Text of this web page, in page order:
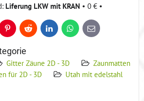
Liferung LKW mit KRAN • 0 € •
PinterestReddit LinkedInWhatsApp
E-
mail
Gitter Zäune 2D - 3D
Zaunmatten
für 2D - 3D
Utah mit edelstahl